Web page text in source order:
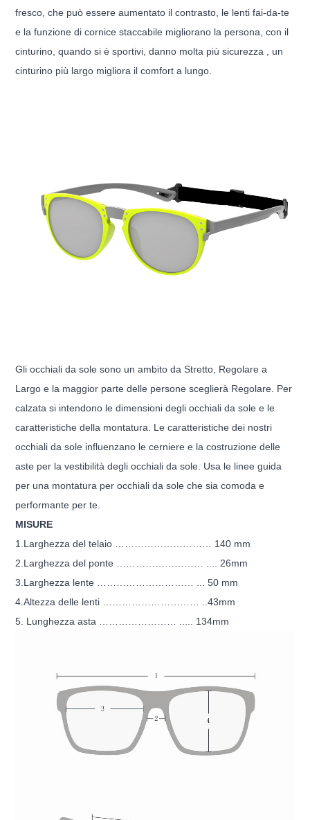
fresco, che può essere aumentato il contrasto, le lenti fai-da-te
e la funzione di cornice staccabile migliorano la persona, con il
cinturino, quando si è sportivi, danno molta più sicurezza , un
cinturino più largo migliora il comfort a lungo.
Gli occhiali da sole sono un ambito da Stretto, Regolare a
Largo e la maggior parte delle persone sceglierà Regolare. Per
calzata si intendono le dimensioni degli occhiali da sole e le
caratteristiche della montatura. Le caratteristiche dei nostri
occhiali da sole influenzano le cerniere e la costruzione delle
aste per la vestibilità degli occhiali da sole. Usa le linee guida
per una montatura per occhiali da sole che sia comoda e
performante per te.
MISURE
1.Larghezza del telaio ………………………… 140 mm
2.Larghezza del ponte ……………………… .... 26mm
3.Larghezza lente ………………………… ... 50 mm
4.Altezza delle lenti ………………………… ..43mm
5. Lunghezza asta …………………… ..... 134mm